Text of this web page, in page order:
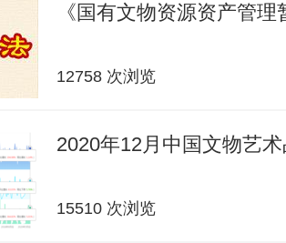
《国有文物资源资产管
12758 次浏览
2020年12月中国文物艺
15510 次浏览